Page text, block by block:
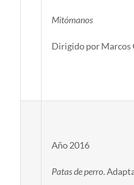
Mitómanos
Dirigido por Marcos
Año 2016
Patas de perro.